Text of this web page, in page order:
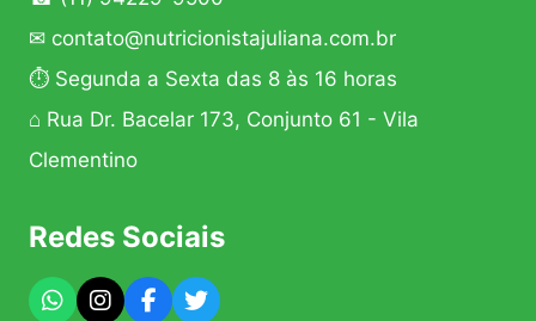
✉ contato@nutricionistajuliana.com.br
⏱ Segunda a Sexta das 8 às 16 horas
⌂ Rua Dr. Bacelar 173, Conjunto 61 - Vila
Clementino
Redes Sociais